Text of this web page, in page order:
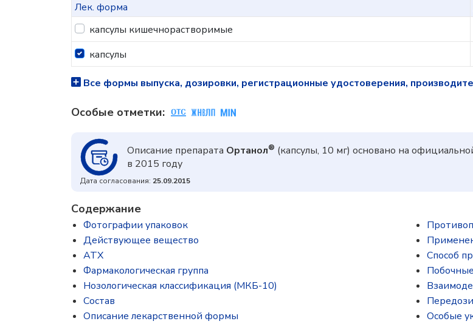
Лек. форма
капсулы кишечнорастворимые
капсулы
Все формы выпуска, дозировки, регистрационные удостоверения,
Особые отметки:
Описание препарата Ортанол® (капсулы, 10 мг) основано на
в 2015 году
Дата согласования: 25.09.2015
Содержание
Фотографии упаковок
Действующее вещество
ATX
Фармакологическая группа
Нозологическая классификация (МКБ-10)
Состав
Описание лекарственной формы
Способ
Особые